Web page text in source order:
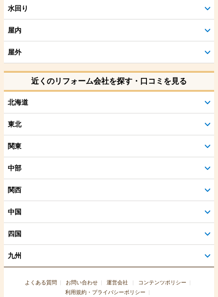
水回り
屋内
屋外
近くのリフォーム会社を探す・口コミを見る
北海道
東北
関東
中部
関西
中国
四国
九州
よくある質問 お問い合わせ 運営会社
コンテンツポリシー
利用規約・プライバシーポリシー